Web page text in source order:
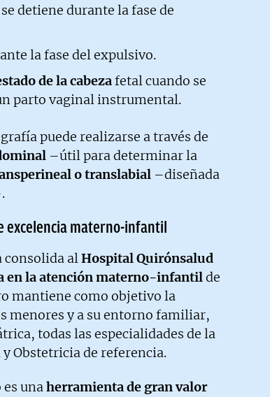
detiene durante la fase de
la fase del expulsivo.
de la cabezafetal cuando se
parto vaginal instrumental.
puede realizarse a través de
–útil para determinar la
o translabial –diseñada
excelencia materno-infantil
consolida alHospital Quirónsalud
en la atención materno-infantilde
mantiene como objetivo la
menores y a su entorno familiar,
todas las especialidades de la
Obstetricia de referencia.
unaherramienta de gran valor